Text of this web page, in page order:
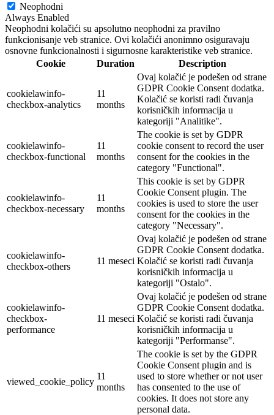
Neophodni
Always Enabled
Neophodni kolačići su apsolutno neophodni za pravilno
funkcionisanje veb stranice. Ovi kolačići anonimno osiguravaju
osnovne funkcionalnosti i sigurnosne karakteristike veb stranice.
Cookie
Duration Description
cookielawinfo-
checkbox-analytics
11
months
Ovaj kolačić je podešen od strane
GDPR Cookie Consent dodatka.
Kolačić se koristi radi čuvanja
korisničkih informacija u
kategoriji "Analitike".
cookielawinfo-
checkbox-functional
11
months
The cookie is set by GDPR
cookie consent to record the user
consent for the cookies in the
category "Functional".
cookielawinfo-
checkbox-necessary
11
months
This cookie is set by GDPR
Cookie Consent plugin. The
cookies is used to store the user
consent for the cookies in the
category "Necessary".
cookielawinfo-
checkbox-others
11 meseci
Ovaj kolačić je podešen od strane
GDPR Cookie Consent dodatka.
Kolačić se koristi radi čuvanja
korisničkih informacija u
kategoriji "Ostalo".
cookielawinfo-
checkbox-
performance
11 meseci
Ovaj kolačić je podešen od strane
GDPR Cookie Consent dodatka.
Kolačić se koristi radi čuvanja
korisničkih informacija u
kategoriji "Performanse".
viewed_cookie_policy
11
months
The cookie is set by the GDPR
Cookie Consent plugin and is
used to store whether or not user
has consented to the use of
cookies. It does not store any
personal data.